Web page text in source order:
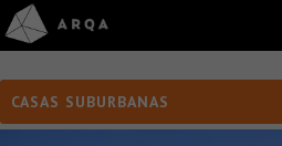
CASAS SUBURBANAS